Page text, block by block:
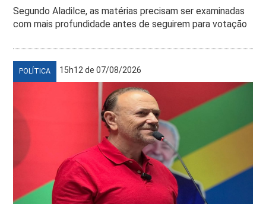
Segundo Aladilce, as matérias precisam ser examinadas
com mais profundidade antes de seguirem para votação
POLÍTICA 15h12 de 07/08/2026